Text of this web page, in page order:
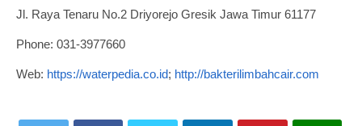
Jl. Raya Tenaru No.2 Driyorejo Gresik Jawa Timur 61177
Phone: 031-3977660
Web: https://waterpedia.co.id; http://bakterilimbahcair.com